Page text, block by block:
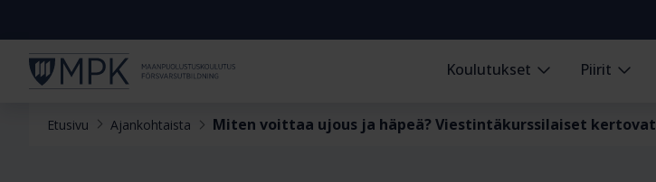
Koulutukset Piirit
Etusivu Ajankohtaista Miten voittaa ujous ja häpeä? Viestintäkurssilaiset kertovat